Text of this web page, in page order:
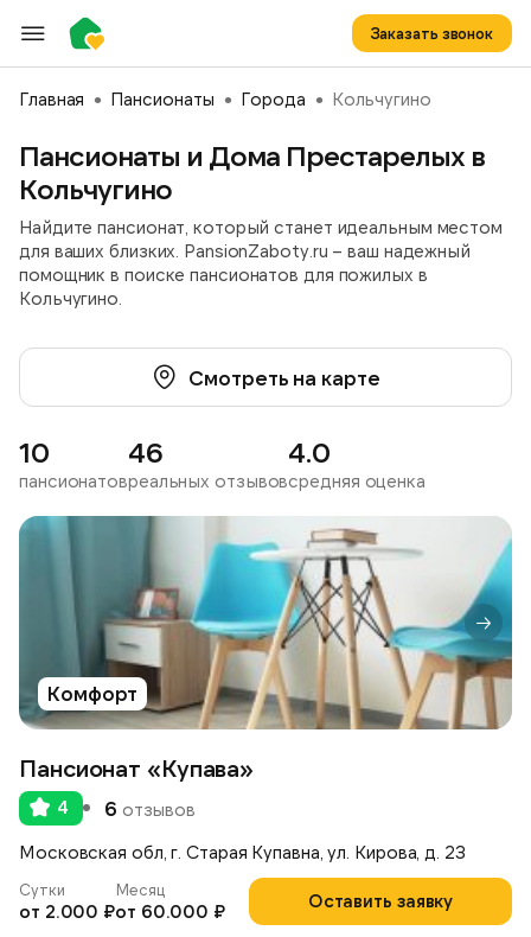
Заказать звонок
Главная Пансионаты Города Кольчугино
Пансионаты и Дома Престарелых в
Кольчугино
Найдите пансионат, который станет идеальным местом
для ваших близких. PansionZaboty.ru – ваш надежный
помощник в поиске пансионатов для пожилых в
Кольчугино.
Смотреть на карте
10
пансионатов
46
реальных отзывов
4.0
средняя оценка
Комфорт
Пансионат «Купава»
4 6 отзывов
Московская обл, г. Старая Купавна, ул. Кирова, д. 23
Оставить заявку
Сутки
от 2.000 ₽
Месяц
от 60.000 ₽